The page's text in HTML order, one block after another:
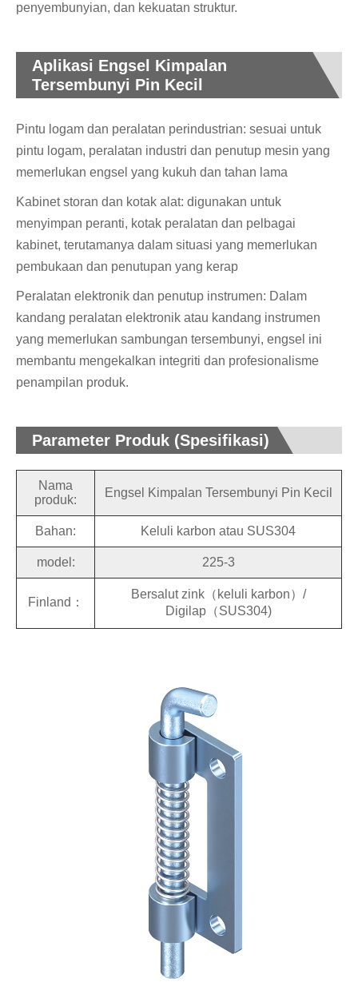
penyembunyian, dan kekuatan struktur.
Aplikasi Engsel Kimpalan
Tersembunyi Pin Kecil
Pintu logam dan peralatan perindustrian: sesuai untuk
pintu logam, peralatan industri dan penutup mesin yang
memerlukan engsel yang kukuh dan tahan lama
Kabinet storan dan kotak alat: digunakan untuk
menyimpan peranti, kotak peralatan dan pelbagai
kabinet, terutamanya dalam situasi yang memerlukan
pembukaan dan penutupan yang kerap
Peralatan elektronik dan penutup instrumen: Dalam
kandang peralatan elektronik atau kandang instrumen
yang memerlukan sambungan tersembunyi, engsel ini
membantu mengekalkan integriti dan profesionalisme
penampilan produk.
Parameter Produk (Spesifikasi)
Nama
produk:
Engsel Kimpalan Tersembunyi Pin Kecil
Bahan: Keluli karbon atau SUS304
model: 225-3
Finland：
Bersalut zink（keluli karbon）/
Digilap（SUS304)